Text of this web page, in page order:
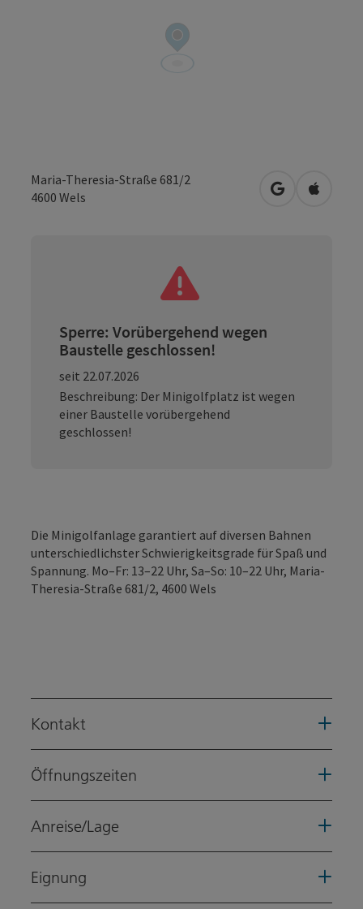
Maria-Theresia-Straße 681/2
4600 Wels in Google
in
Sperre: Vorübergehend wegen
Baustelle geschlossen!
seit 22.07.2026
Beschreibung: Der Minigolfplatz ist wegen
einer Baustelle vorübergehend
geschlossen!
Die Minigolfanlage garantiert auf diversen Bahnen
unterschiedlichster Schwierigkeitsgrade für Spaß und
Spannung. Mo–Fr: 13–22 Uhr, Sa–So: 10–22 Uhr, Maria-
Theresia-Straße 681/2, 4600 Wels
Kontakt
Öffnungszeiten
Anreise/Lage
Eignung